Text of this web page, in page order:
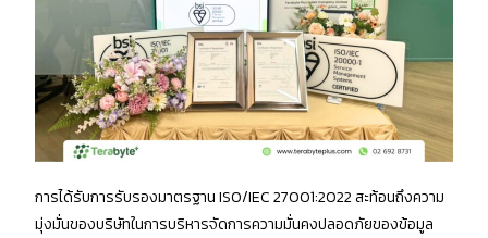
การได้รับการรับรองมาตรฐาน ISO/IEC 27001:2022 สะท้อนถึงความ
มุ่งมั่นของบริษัทในการบริหารจัดการความมั่นคงปลอดภัยของข้อมูล